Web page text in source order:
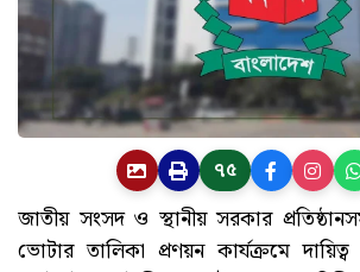
৭৫
জাতীয় সংসদ ও স্থানীয় সরকার
ভোটার তালিকা প্রণয়ন কার্যক্রমে